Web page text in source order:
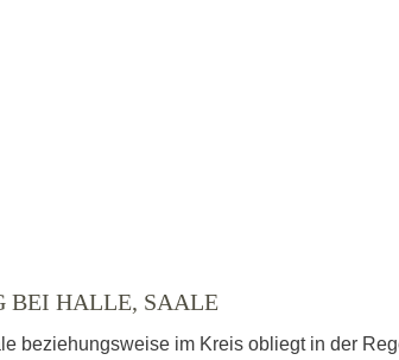
BEI HALLE, SAALE
beziehungsweise im Kreis obliegt in der